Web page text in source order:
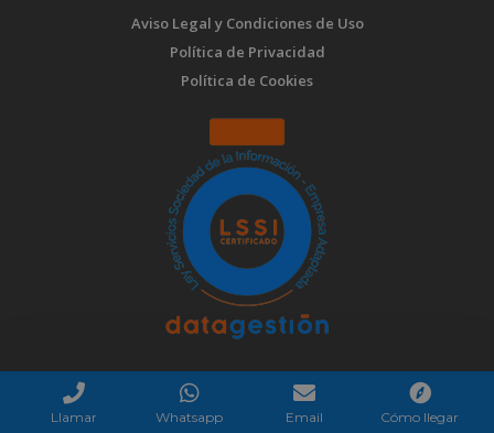
Llamar Whatsapp Email Cómo llegar
Aviso Legal y Condiciones de Uso
Política de Privacidad
Política de Cookies